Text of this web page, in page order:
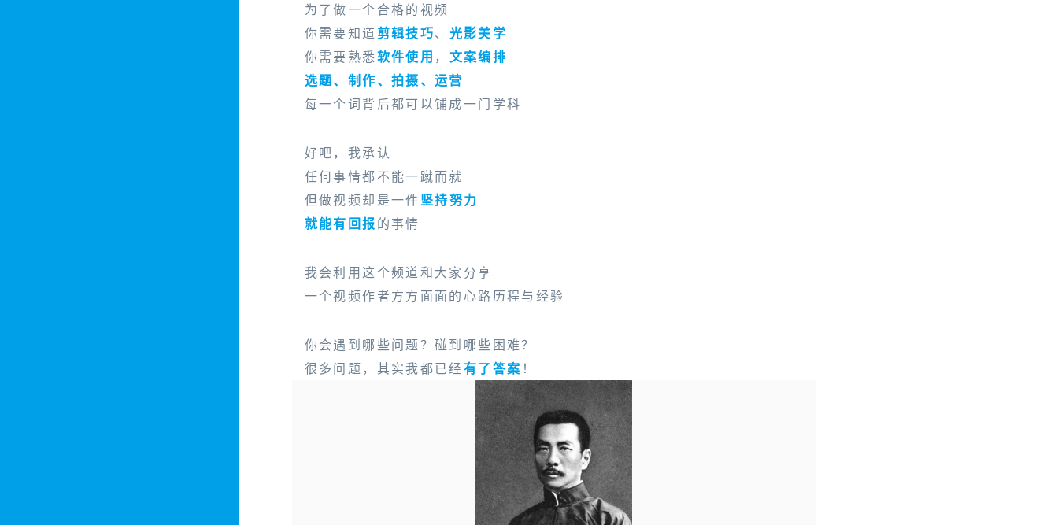
为了做一个合格的视频
你需要知道 剪辑技巧、 光影美学
你需要熟悉软件使用 ， 文案编排
选题、制作、拍摄、运营
每一个词背后都可以铺成一门学科
好吧，我承认
任何事情都不能一蹴而就
但做视频却是一件坚持努力
就能有回报的事情
我会利用这个频道和大家分享
一个视频作者方方面面的心路历程与经验
你会遇到哪些问题？碰到哪些困难？
很多问题，其实我都已经有了答案 ！